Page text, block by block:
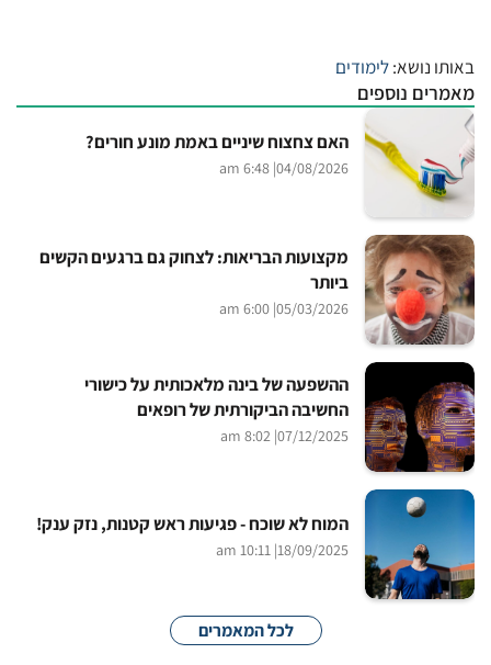
באותו נושא:לימודים
מאמרים נוספים
האם צחצוח שיניים באמת מונע חורים?
04/08/2026
| 6:48 am
מקצועות הבריאות: לצחוק גם ברגעים הקשים
ביותר
05/03/2026
| 6:00 am
ההשפעה של בינה מלאכותית על כישורי
החשיבה הביקורתית של רופאים
07/12/2025
| 8:02 am
המוח לא שוכח - פגיעות ראש קטנות, נזק ענק!
18/09/2025
| 10:11 am
לכל המאמרים